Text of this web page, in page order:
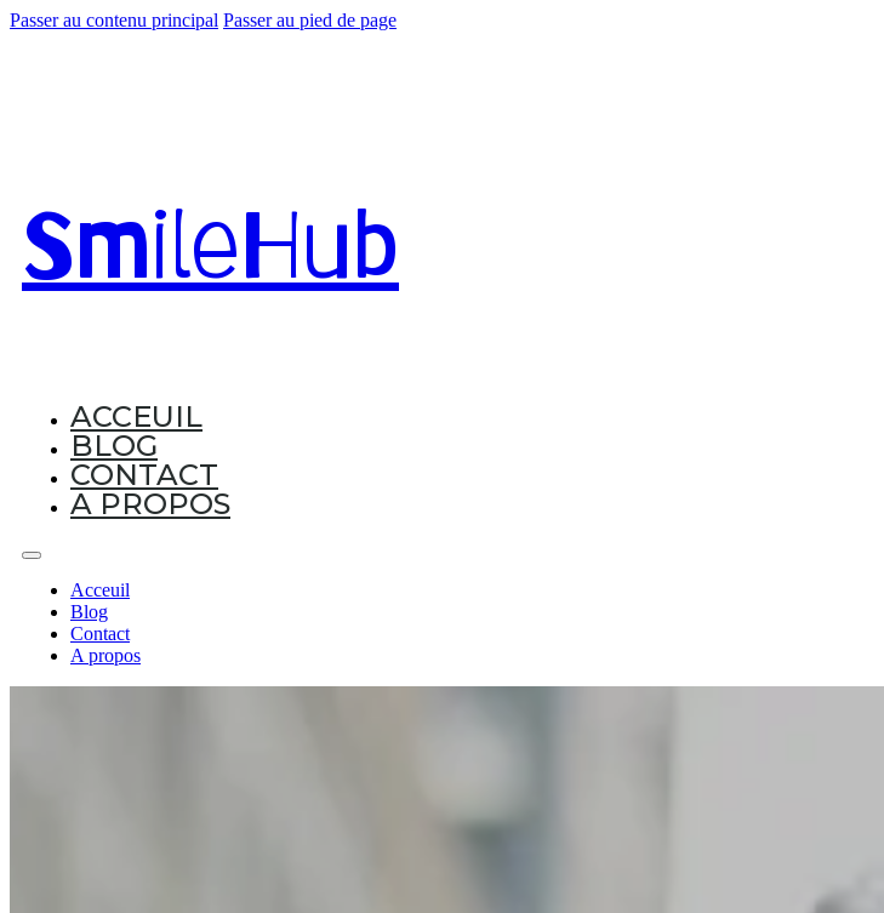
Passer au contenu principal Passer au pied de page
SmileHub
ACCEUIL
BLOG
CONTACT
A PROPOS
Acceuil
Blog
Contact
A propos